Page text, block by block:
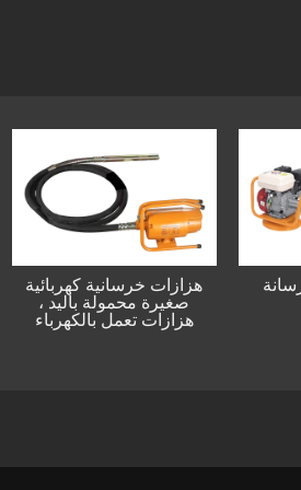
هزازات خرسانية كهربائية
صغيرة محمولة باليد ،
هزازات تعمل بالكهرباء